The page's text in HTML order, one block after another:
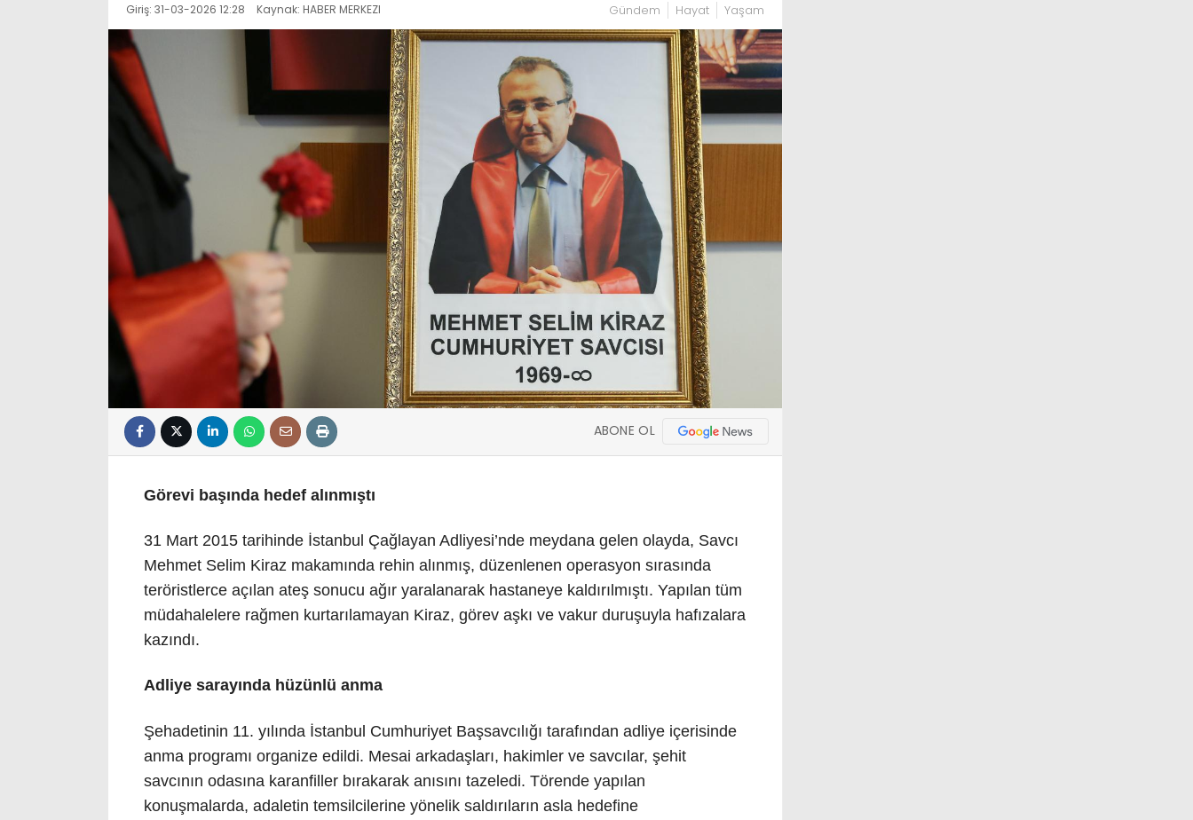
Giriş: 31-03-2026 12:28 Kaynak: HABER MERKEZI Gündem Hayat Yaşam
ABONE OL
Görevi başında hedef alınmıştı
31 Mart 2015 tarihinde İstanbul Çağlayan Adliyesi’nde meydana gelen olayda, Savcı
Mehmet Selim Kiraz makamında rehin alınmış, düzenlenen operasyon sırasında
teröristlerce açılan ateş sonucu ağır yaralanarak hastaneye kaldırılmıştı. Yapılan tüm
müdahalelere rağmen kurtarılamayan Kiraz, görev aşkı ve vakur duruşuyla hafızalara
kazındı.
Adliye sarayında hüzünlü anma
Şehadetinin 11. yılında İstanbul Cumhuriyet Başsavcılığı tarafından adliye içerisinde
anma programı organize edildi. Mesai arkadaşları, hakimler ve savcılar, şehit
savcının odasına karanfiller bırakarak anısını tazeledi. Törende yapılan
konuşmalarda, adaletin temsilcilerine yönelik saldırıların asla hedefine